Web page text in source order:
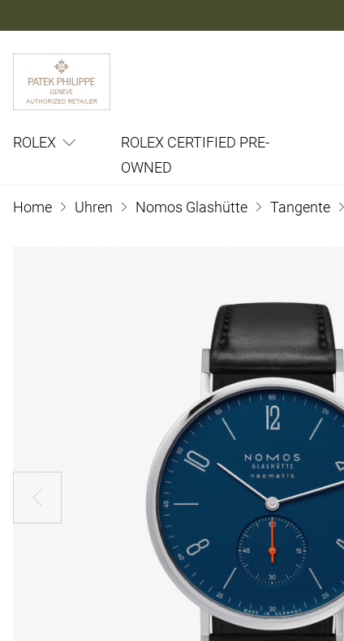
ROLEX
ROLEX CERTIFIED PRE-
OWNED
Home Uhren Nomos Glashütte Tangente